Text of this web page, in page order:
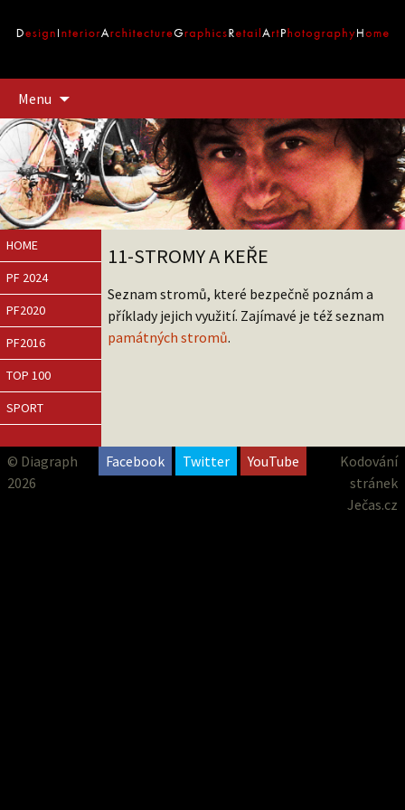
Menu
obsahu
webu
HOME
PF 2024
PF2020
PF2016
TOP 100
SPORT
11-STROMY A KEŘE
Seznam stromů, které bezpečně poznám a
příklady jejich využití. Zajímavé je též seznam
památných stromů.
© Diagraph
2026
Facebook Twitter YouTube
Kodování
stránek
Ječas.cz